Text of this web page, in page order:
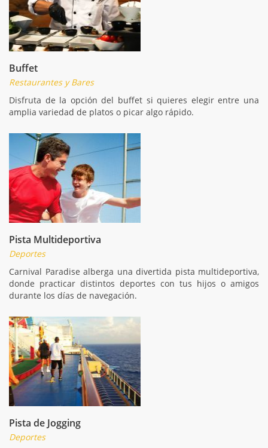
Buffet
Restaurantes y Bares
Disfruta de la opción del buffet si quieres elegir entre una
amplia variedad de platos o picar algo rápido.
Pista Multideportiva
Deportes
Carnival Paradise alberga una divertida pista multideportiva,
donde practicar distintos deportes con tus hijos o amigos
durante los días de navegación.
Pista de Jogging
Deportes